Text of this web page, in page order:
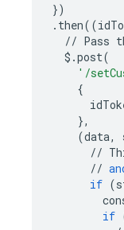
})
. then((
// Pass
$ .post(
'/
{
},
(data,
//
//
if (
if